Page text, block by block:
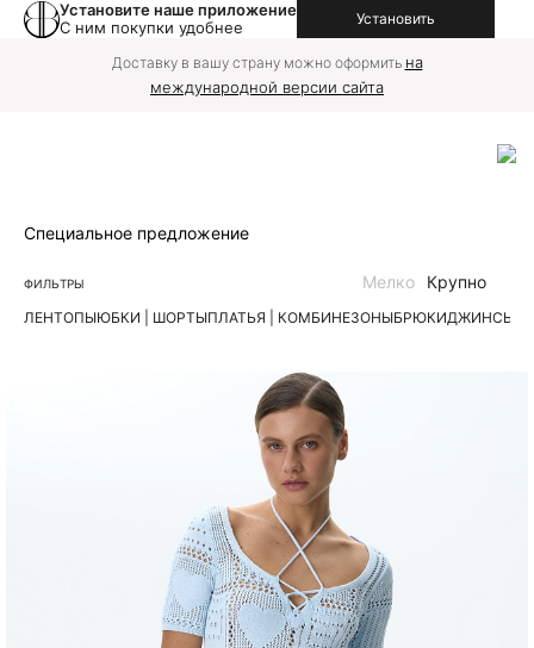
Установите наше приложение
С ним покупки удобнее
Установить
Доставку в вашу страну можно оформить на
международной версии сайта
Специальное предложение
ФИЛЬТРЫ
ЛЕНТОПЫЮБКИ | ШОРТЫПЛАТЬЯ | КОМБИНЕЗОНЫБРЮКИДЖИНСЫ
Мелко Крупно